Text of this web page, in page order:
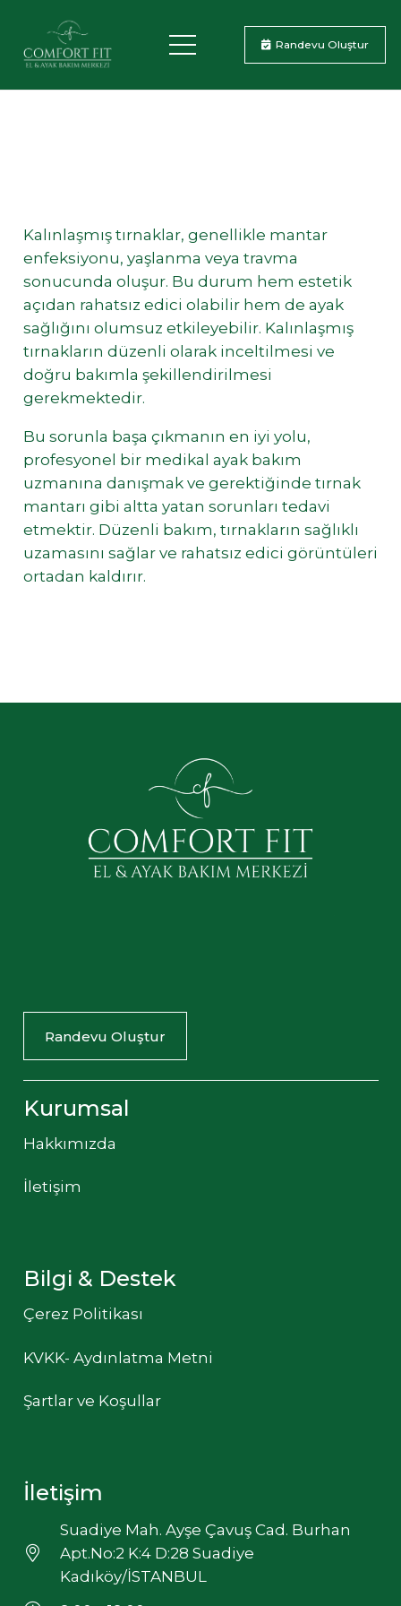
Randevu Oluştur
Kalınlaşmış tırnaklar, genellikle mantar
enfeksiyonu, yaşlanma veya travma
sonucunda oluşur. Bu durum hem estetik
açıdan rahatsız edici olabilir hem de ayak
sağlığını olumsuz etkileyebilir. Kalınlaşmış
tırnakların düzenli olarak inceltilmesi ve
doğru bakımla şekillendirilmesi
gerekmektedir.
Bu sorunla başa çıkmanın en iyi yolu,
profesyonel bir medikal ayak bakım
uzmanına danışmak ve gerektiğinde tırnak
mantarı gibi altta yatan sorunları tedavi
etmektir. Düzenli bakım, tırnakların sağlıklı
uzamasını sağlar ve rahatsız edici görüntüleri
ortadan kaldırır.
Randevu Oluştur
Kurumsal
Hakkımızda
İletişim
Bilgi & Destek
Çerez Politikası
KVKK- Aydınlatma Metni
Şartlar ve Koşullar
İletişim
Suadiye Mah. Ayşe Çavuş Cad. Burhan
Apt.No:2 K:4 D:28 Suadiye
Kadıköy/İSTANBUL